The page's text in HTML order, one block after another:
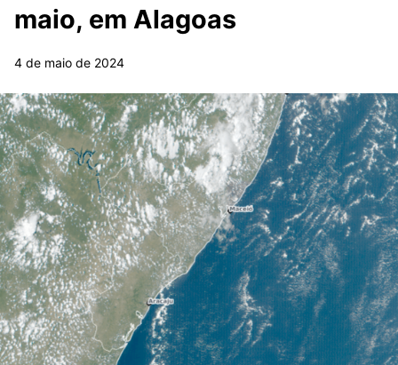
maio, em Alagoas
4 de maio de 2024